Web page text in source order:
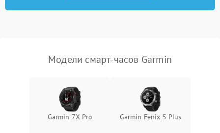
Модели смарт-часов Garmin
Garmin 7X Pro Garmin Fenix 5 Plus